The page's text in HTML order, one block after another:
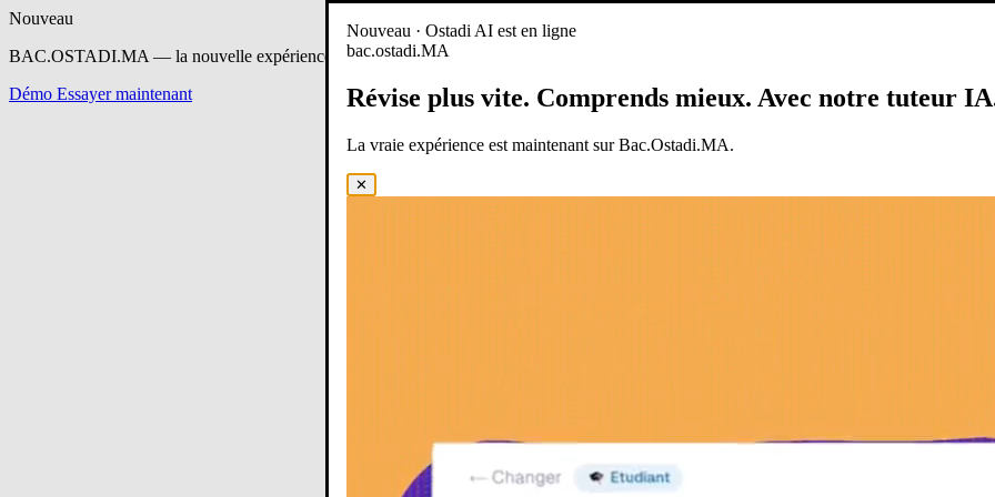
Nouveau
BAC.OSTADI.MA — la nouvelle expérience d’apprentissage est en ligne
Démo Essayer maintenant
Nouveau · Ostadi AI est en ligne
bac.ostadi.MA
Révise plus vite. Comprends mieux. Avec notre tuteur
La vraie expérience est maintenant sur Bac.Ostadi.MA.
✕